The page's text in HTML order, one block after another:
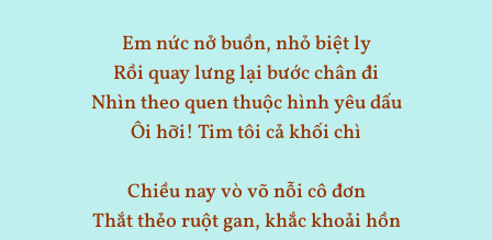
Em nức nở buồn, nhỏ biệt ly
Rồi quay lưng lại bước chân đi
Nhìn theo quen thuộc hình yêu dấu
Ôi hỡi! Tim tôi cả khối chì
Chiều nay vò võ nỗi cô đơn
Thắt thẻo ruột gan, khắc khoải hồn